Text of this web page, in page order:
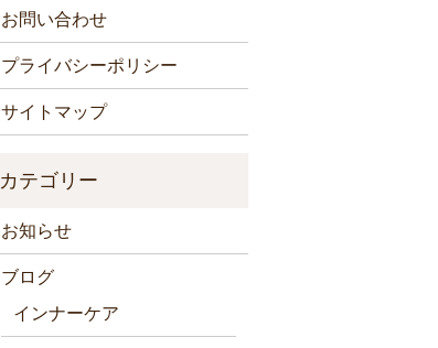
お問い合わせ
プライバシーポリシー
サイトマップ
お知らせ
ブログ
インナーケア